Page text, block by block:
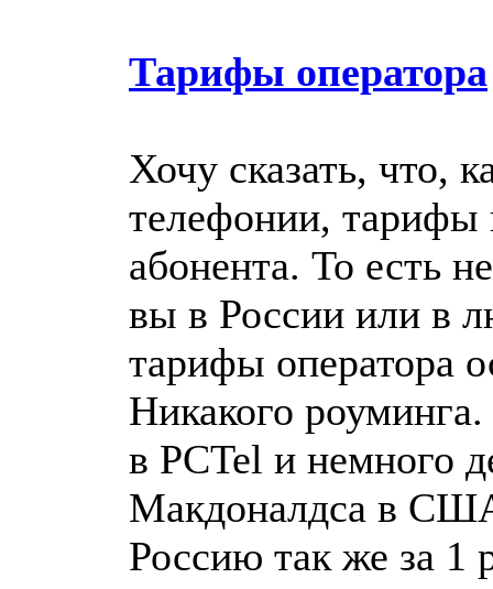
Тарифы оператора
Хочу сказать, что,
телефонии, тарифы
абонента. То есть
вы в России или в
тарифы оператора
Никакого
в PCTel и немного
Макдоналдса в
Россию так же за 1